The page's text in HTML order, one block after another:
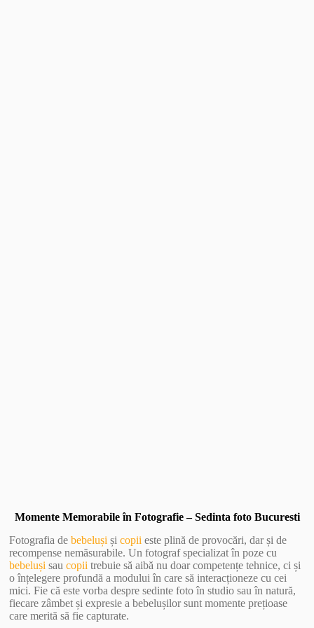
Momente Memorabile în Fotografie – Sedinta foto Bucuresti
Fotografia debebeluși șicopii este plină de provocări, dar și de
recompense nemăsurabile. Un fotograf specializat în poze cu
bebeluși saucopii trebuie să aibă nu doar competențe tehnice, ci și
o înțelegere profundă a modului în care să interacționeze cu cei
mici. Fie că este vorba despre sedinte foto în studio sau în natură,
fiecare zâmbet și expresie a bebelușilor sunt momente prețioase
care merită să fie capturate.